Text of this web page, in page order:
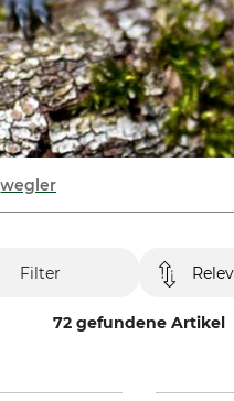
Filter
72 gefundene Artikel